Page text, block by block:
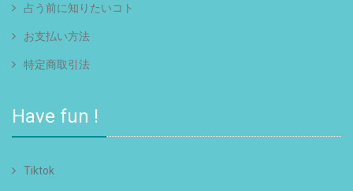
占う前に知りたいコト
お支払い方法
特定商取引法
Have fun !
Tiktok